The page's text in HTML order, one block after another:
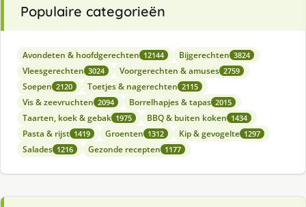
Populaire categorieën
Avondeten & hoofdgerechten 12144 Bijgerechten 3824
Vleesgerechten 3024 Voorgerechten & amuses 2759
Soepen 2120 Toetjes & nagerechten 2115
Vis & zeevruchten 2094 Borrelhapjes & tapas 2015
Taarten, koek & gebak 1975 BBQ & buiten koken 1434
Pasta & rijst 1419 Groenten 1312 Kip & gevogelte 1297
Salades 1216 Gezonde recepten 1177